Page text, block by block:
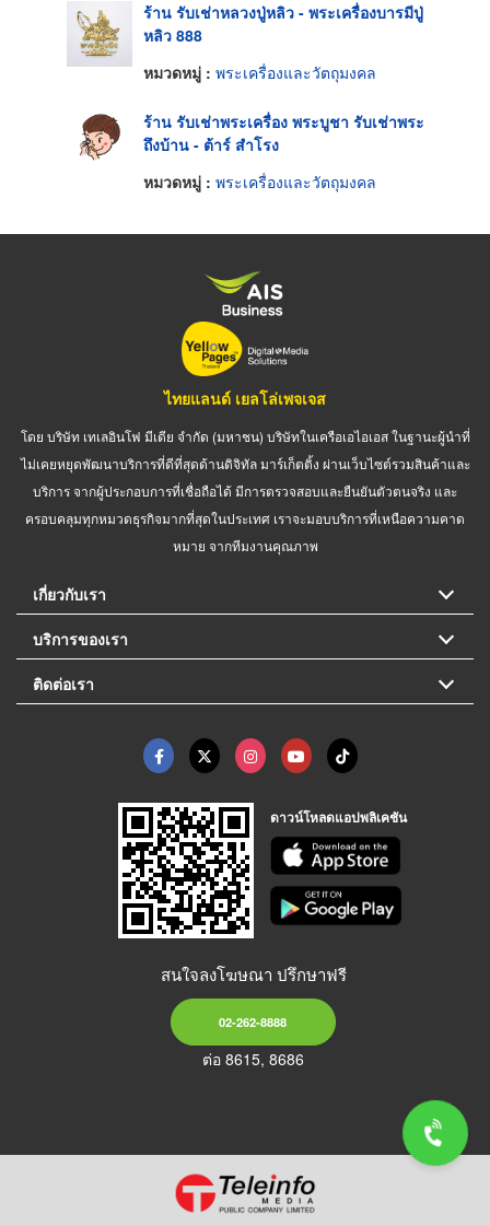
ร้าน รับเช่าหลวงปู่หลิว - พระเครื่องบารมีปู่
หลิว 888
หมวดหมู่ : พระเครื่องและวัตถุมงคล
ร้าน รับเช่าพระเครื่อง พระบูชา รับเช่าพระ
ถึงบ้าน - ต้าร์ สำโรง
หมวดหมู่ : พระเครื่องและวัตถุมงคล
ไทยแลนด์ เยลโล่เพจเจส
โดย บริษัท เทเลอินโฟ มีเดีย จำกัด (มหาชน) บริษัทในเครือเอไอเอส ในฐานะผู้นำที่
ไม่เคยหยุดพัฒนาบริการที่ดีที่สุดด้านดิจิทัล มาร์เก็ตติ้ง ผ่านเว็บไซต์รวมสินค้าและ
บริการ จากผู้ประกอบการที่เชื่อถือได้ มีการตรวจสอบและยืนยันตัวตนจริง และ
ครอบคลุมทุกหมวดธุรกิจมากที่สุดในประเทศ เราจะมอบบริการที่เหนือความคาด
หมาย จากทีมงานคุณภาพ
เกี่ยวกับเรา
บริการของเรา
ติดต่อเรา
ดาวน์โหลดแอปพลิเคชัน
สนใจลงโฆษณา ปรึกษาฟรี
02-262-8888
ต่อ 8615, 8686